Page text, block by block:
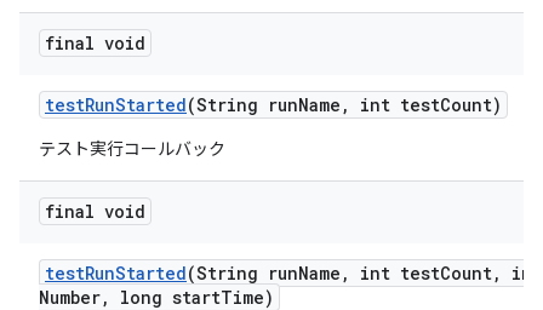
final void
testRunStarted(String runName , int testCount)
テスト実行コールバック
final void
testRunStarted(String runName , int testCount,
int
Number, long startTime)